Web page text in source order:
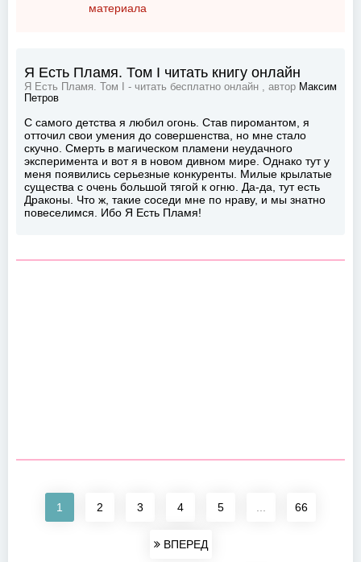
материала
Я Есть Пламя. Том I читать книгу онлайн
Я Есть Пламя. Том I - читать бесплатно онлайн , автор Максим
Петров
С самого детства я любил огонь. Став пиромантом, я
отточил свои умения до совершенства, но мне стало
скучно. Смерть в магическом пламени неудачного
эксперимента и вот я в новом дивном мире. Однако тут у
меня появились серьезные конкуренты. Милые крылатые
существа с очень большой тягой к огню. Да-да, тут есть
Драконы. Что ж, такие соседи мне по нраву, и мы знатно
повеселимся. Ибо Я Есть Пламя!
1 2 3 4 5 66
ВПЕРЕД